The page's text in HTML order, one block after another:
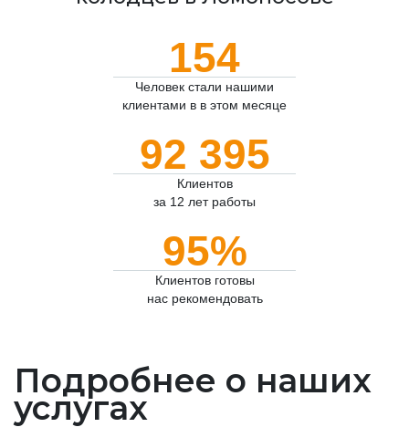
154
Человек стали нашими
клиентами в в этом месяце
92 395
Клиентов
за 12 лет работы
95%
Клиентов готовы
нас рекомендовать
Подробнее о наших
услугах